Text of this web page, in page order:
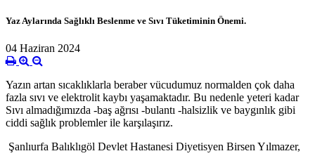
Yaz Aylarında Sağlıklı Beslenme ve Sıvı Tüketiminin Önemi.
04 Haziran 2024
Yazın artan sıcaklıklarla beraber vücudumuz normalden çok daha
fazla sıvı ve elektrolit kaybı yaşamaktadır. Bu nedenle yeteri kadar
Sıvı almadığımızda -baş ağrısı -bulantı -halsizlik ve baygınlık gibi
ciddi sağlık problemler ile karşılaşırız.
Şanlıurfa Balıklıgöl Devlet Hastanesi Diyetisyen Birsen Yılmazer,